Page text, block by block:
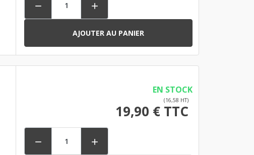
 
AJOUTER AU PANIER
EN STOCK
(16,58 HT)
19,90 € TTC
 